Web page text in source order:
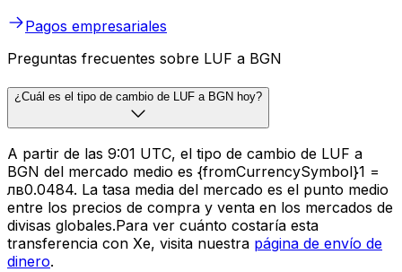
Pagos empresariales
Preguntas frecuentes sobre LUF a BGN
¿Cuál es el tipo de cambio de LUF a BGN hoy?
A partir de las 9:01 UTC, el tipo de cambio de LUF a
BGN del mercado medio es {fromCurrencySymbol}1 =
лв0.0484. La tasa media del mercado es el punto medio
entre los precios de compra y venta en los mercados de
divisas globales.Para ver cuánto costaría esta
transferencia con Xe, visita nuestra página de envío de
dinero.